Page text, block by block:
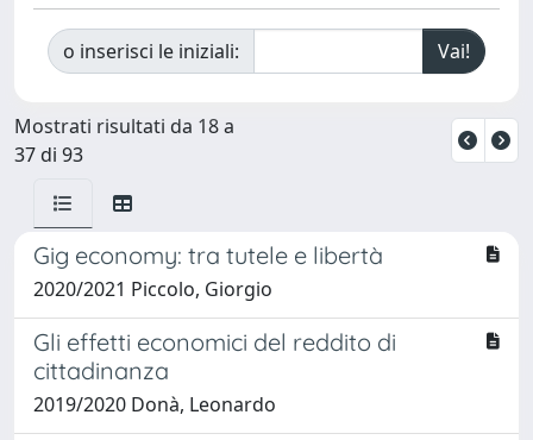
o inserisci le iniziali:
Mostrati risultati da 18 a
37 di 93
Gig economy: tra tutele e libertà
2020/2021 Piccolo, Giorgio
Gli effetti economici del reddito di
cittadinanza
2019/2020 Donà, Leonardo